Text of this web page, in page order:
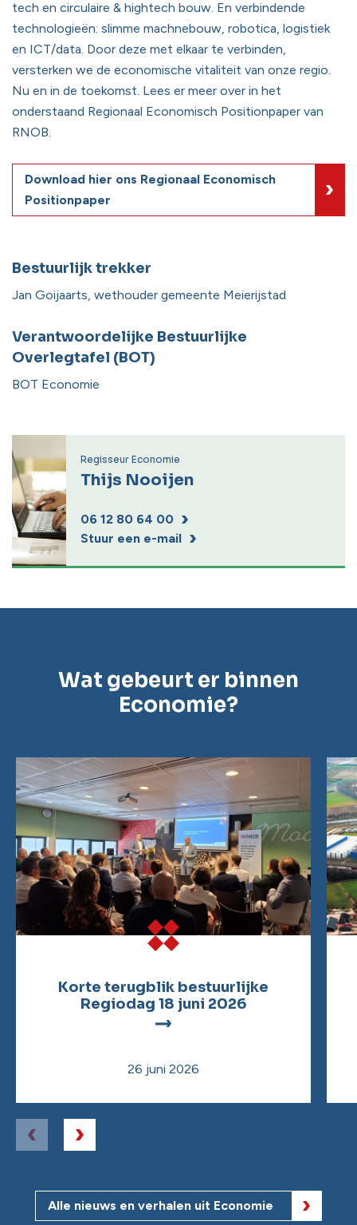
tech en circulaire & hightech bouw. En verbindende
technologieën: slimme machnebouw, robotica, logistiek
en ICT/data. Door deze met elkaar te verbinden,
versterken we de economische vitaliteit van onze regio.
Nu en in de toekomst. Lees er meer over in het
onderstaand Regionaal Economisch Positionpaper van
RNOB.
Download hier ons Regionaal Economisch
Positionpaper
Bestuurlijk trekker
Jan Goijaarts, wethouder gemeente Meierijstad
Verantwoordelijke Bestuurlijke
Overlegtafel (BOT)
BOT Economie
Regisseur Economie
Thijs Nooijen
06 12 80 64 00
Stuur een e-mail
Wat gebeurt er binnen
Economie?
Korte terugblik bestuurlijke
Regiodag 18 juni 2026
26 juni 2026
Alle nieuws en verhalen uit Economie